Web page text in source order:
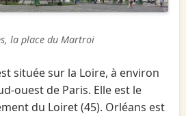
la place du Martroi
située sur la Loire, à environ
ouest de Paris. Elle est le
du Loiret (45). Orléans est